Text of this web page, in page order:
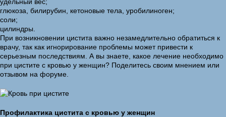
глюкоза, билирубин, кетоновые тела, уробилиноген;
соли;
цилиндры.
При возникновении цистита важно незамедлительно обратиться к
врачу, так как игнорирование проблемы может привести к
серьезным последствиям. А вы знаете, какое лечение необходимо
при цистите с кровью у женщин? Поделитесь своим мнением или
отзывом на форуме.
Профилактика цистита с кровью у женщин